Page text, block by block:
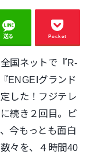
送る Pocket
国ネットで『R-
ENGEIグランド
した！フジテレ
続き２回目。ピ
今もっとも面白
々を、４時間40